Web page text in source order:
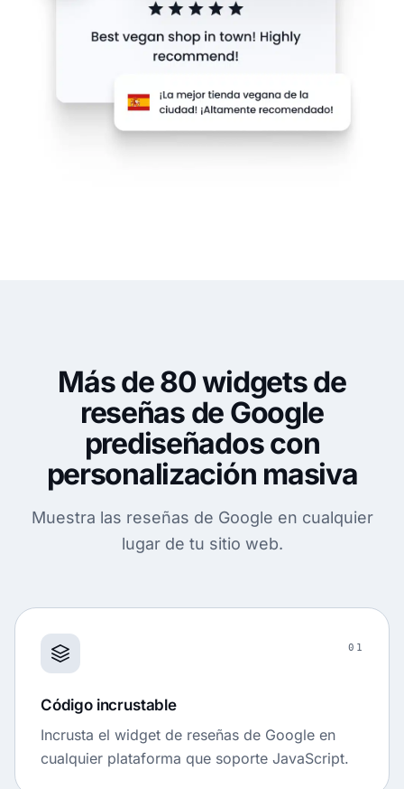
Más de 80 widgets de
reseñas de Google
prediseñados con
personalización masiva
Muestra las reseñas de Google en cualquier
lugar de tu sitio web.
01
Código incrustable
Incrusta el widget de reseñas de Google en
cualquier plataforma que soporte JavaScript.